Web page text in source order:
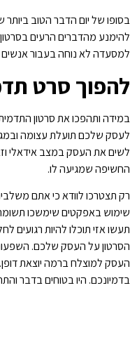
בסופו של יום הדבר הטוב ביותר
להימנע מהדברים הרעים
למסעדה לא נוחה בעבור אנשים
להפוך סרט
במידה ותהפכו את סרטון התדמית
לעסק שלכם תועלת עצומה
לשים את העסק במצב אידאלי
החשיפה שמגיעה לו.
רק תצטרכו לוודא כי אתם
שימוש באפקטים שימשכו
תעשו אזי תוכלו להיות רגועים
הסרטון על העסק שלכם.
העסק למוצלח ברמה יוצאת
בדמיונכם. היו בטוחים בדבר